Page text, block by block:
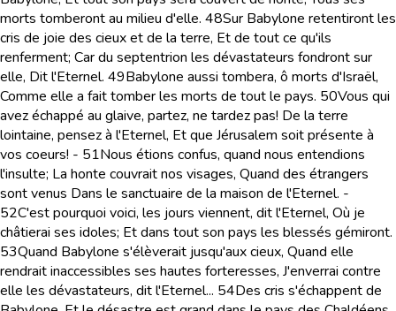
morts tomberont au milieu d'elle. 48Sur Babylone retentiront les
cris de joie des cieux et de la terre, Et de tout ce qu'ils
renferment; Car du septentrion les dévastateurs fondront sur
elle, Dit l'Eternel. 49Babylone aussi tombera, ô morts d'Israël,
Comme elle a fait tomber les morts de tout le pays. 50Vous qui
avez échappé au glaive, partez, ne tardez pas! De la terre
lointaine, pensez à l'Eternel, Et que Jérusalem soit présente à
vos coeurs! - 51Nous étions confus, quand nous entendions
l'insulte; La honte couvrait nos visages, Quand des étrangers
sont venus Dans le sanctuaire de la maison de l'Eternel. -
52C'est pourquoi voici, les jours viennent, dit l'Eternel, Où je
châtierai ses idoles; Et dans tout son pays les blessés gémiront.
53Quand Babylone s'élèverait jusqu'aux cieux, Quand elle
rendrait inaccessibles ses hautes forteresses, J'enverrai contre
elle les dévastateurs, dit l'Eternel... 54Des cris s'échappent de